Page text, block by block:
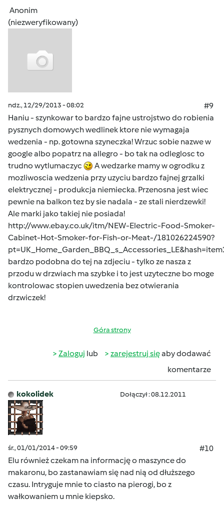
Anonim
(niezweryfikowany)
ndz., 12/29/2013 - 08:02
#9
Haniu - szynkowar to bardzo fajne ustrojstwo do robienia
pysznych domowych wedlinek ktore nie wymagaja
wedzenia - np. gotowna szyneczka! Wrzuc sobie nazwe w
google albo popatrz na allegro - bo tak na odleglosc to
trudno wytlumaczyc
A wedzarke mamy w ogrodku z
mozliwoscia wedzenia przy uzyciu bardzo fajnej grzalki
elektrycznej - produkcja niemiecka. Przenosna jest wiec
pewnie na balkon tez by sie nadala - ze stali nierdzewki!
Ale marki jako takiej nie posiada!
http://www.ebay.co.uk/itm/NEW-Electric-Food-Smoker-
Cabinet-Hot-Smoker-for-Fish-or-Meat-/181026224590?
bardzo podobna do tej na zdjeciu - tylko ze nasza z
przodu w drzwiach ma szybke i to jest uzyteczne bo moge
kontrolowac stopien uwedzenia bez otwierania
drzwiczek!
Góra strony
Zaloguj lub zarejestruj sięaby dodawać
komentarze
kokolidek Dołączył : 08.12.2011
śr., 01/01/2014 - 09:59
#10
Elu również czekam na informację o maszynce do
makaronu, bo zastanawiam się nad nią od dłuższego
czasu. Intryguje mnie to ciasto na pierogi, bo z
wałkowaniem u mnie kiepsko.